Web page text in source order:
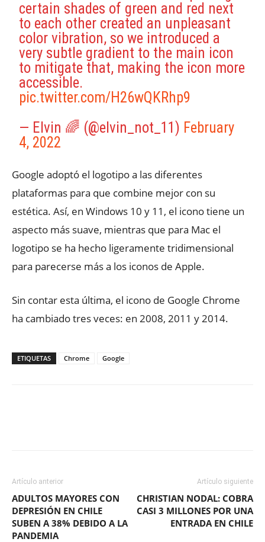
certain shades of green and red next
to each other created an unpleasant
color vibration, so we introduced a
very subtle gradient to the main icon
to mitigate that, making the icon more
accessible.
pic.twitter.com/H26wQKRhp9
— Elvin 🌈 (@elvin_not_11) February
4, 2022
Google adoptó el logotipo a las diferentes
plataformas para que combine mejor con su
estética. Así, en Windows 10 y 11, el icono tiene un
aspecto más suave, mientras que para Mac el
logotipo se ha hecho ligeramente tridimensional
para parecerse más a los iconos de Apple.
Sin contar esta última, el icono de Google Chrome
ha cambiado tres veces: en 2008, 2011 y 2014.
ETIQUETAS Chrome Google
Artículo anterior
ADULTOS MAYORES CON
DEPRESIÓN EN CHILE
SUBEN A 38% DEBIDO A LA
PANDEMIA
Artículo siguiente
CHRISTIAN NODAL: COBRA
CASI 3 MILLONES POR UNA
ENTRADA EN CHILE